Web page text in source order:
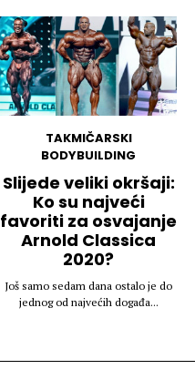
TAKMIČARSKI
BODYBUILDING
Slijede veliki okršaji:
Ko su najveći
favoriti za osvajanje
Arnold Classica
2020?
Još samo sedam dana ostalo je do
jednog od najvećih događa...